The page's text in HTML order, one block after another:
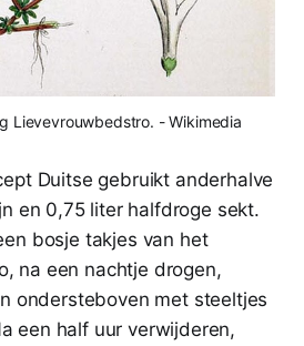
Lievevrouwbedstro. - Wikimedia
Duitse gebruikt anderhalve
en 0,75 liter halfdroge sekt.
bosje takjes van het
na een nachtje drogen,
ondersteboven met steeltjes
een half uur verwijderen,